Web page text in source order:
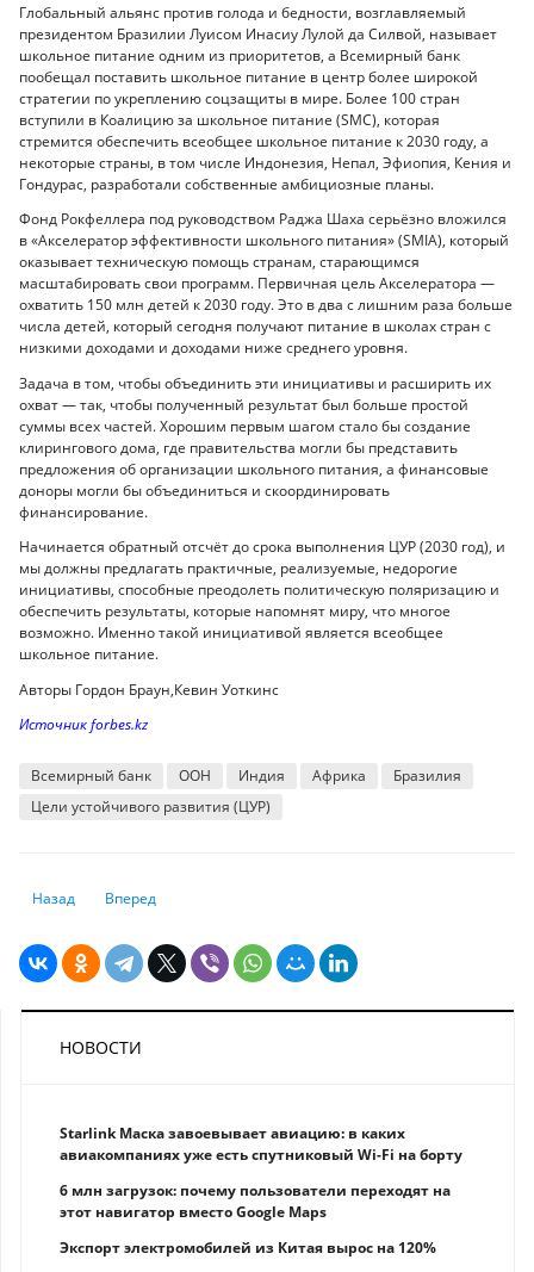
Глобальный альянс против голода и бедности, возглавляемый
президентом Бразилии Луисом Инасиу Лулой да Силвой, называет
школьное питание одним из приоритетов, а Всемирный банк
пообещал поставить школьное питание в центр более широкой
стратегии по укреплению соцзащиты в мире. Более 100 стран
вступили в Коалицию за школьное питание (SMC), которая
стремится обеспечить всеобщее школьное питание к 2030 году, а
некоторые страны, в том числе Индонезия, Непал, Эфиопия, Кения и
Гондурас, разработали собственные амбициозные планы.
Фонд Рокфеллера под руководством Раджа Шаха серьёзно вложился
в «Акселератор эффективности школьного питания» (SMIA), который
оказывает техническую помощь странам, старающимся
масштабировать свои программ. Первичная цель Акселератора —
охватить 150 млн детей к 2030 году. Это в два с лишним раза больше
числа детей, который сегодня получают питание в школах стран с
низкими доходами и доходами ниже среднего уровня.
Задача в том, чтобы объединить эти инициативы и расширить их
охват — так, чтобы полученный результат был больше простой
суммы всех частей. Хорошим первым шагом стало бы создание
клирингового дома, где правительства могли бы представить
предложения об организации школьного питания, а финансовые
доноры могли бы объединиться и скоординировать
финансирование.
Начинается обратный отсчёт до срока выполнения ЦУР (2030 год), и
мы должны предлагать практичные, реализуемые, недорогие
инициативы, способные преодолеть политическую поляризацию и
обеспечить результаты, которые напомнят миру, что многое
возможно. Именно такой инициативой является всеобщее
школьное питание.
Авторы Гордон Браун,Кевин Уоткинс
Источник forbes.kz
Всемирный банк ООН Индия Африка
Бразилия
Цели устойчивого развития (ЦУР)
Предыдущий: Европе необходимо срочно «проснуться»
Назад Следующий: Эксперт рассказал, ждать ли повторения
Вперед
НОВОСТИ
Starlink Маска завоевывает авиацию: в каких
авиакомпаниях уже есть спутниковый Wi-Fi на борту
6 млн загрузок: почему пользователи переходят на
этот навигатор вместо Google Maps
Экспорт электромобилей из Китая вырос на 120%